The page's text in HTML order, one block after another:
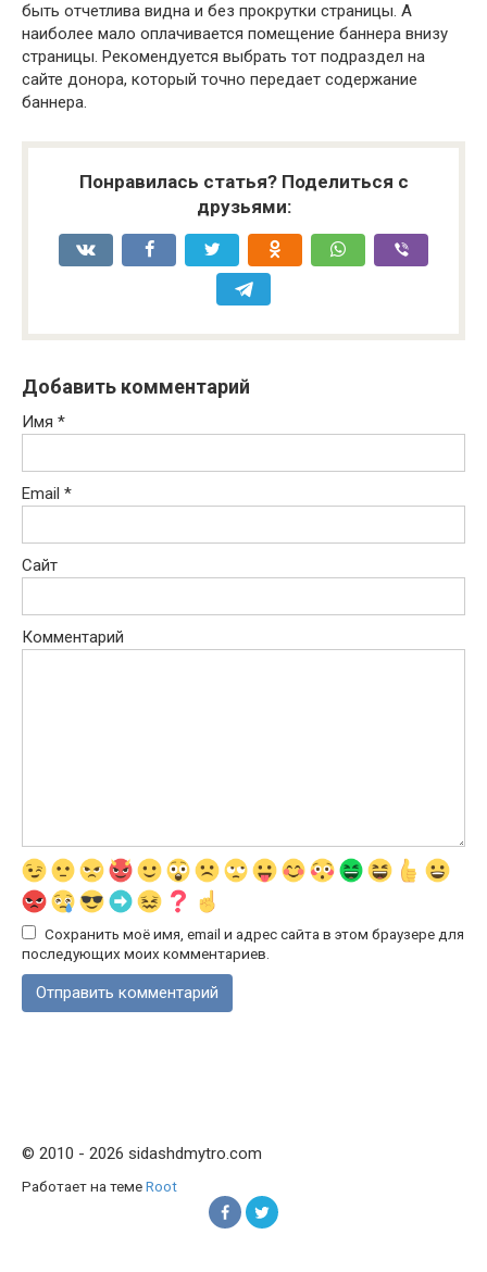
быть отчетлива видна и без прокрутки страницы. А
наиболее мало оплачивается помещение баннера внизу
страницы. Рекомендуется выбрать тот подраздел на
сайте донора, который точно передает содержание
баннера.
Понравилась статья? Поделиться с
друзьями:
Добавить комментарий
Имя *
Email *
Сайт
Комментарий
Сохранить моё имя, email и адрес сайта в этом браузере для
последующих моих комментариев.
© 2010 - 2026 sidashdmytro.com
Работает на темеRoot